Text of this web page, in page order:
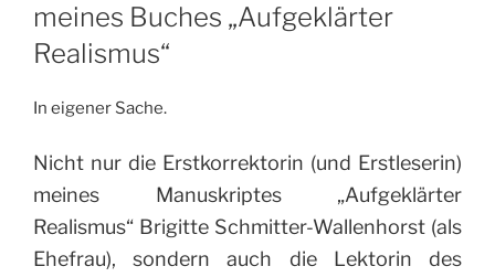
meines Buches „Aufgeklärter
Realismus“
In eigener Sache.
Nicht nur die Erstkorrektorin (und Erstleserin)
meines Manuskriptes „Aufgeklärter
Realismus“ Brigitte Schmitter-Wallenhorst (als
Ehefrau), sondern auch die Lektorin des